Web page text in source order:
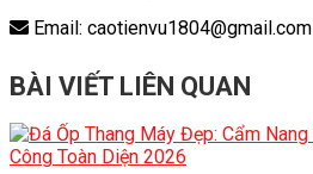
Email: caotienvu1804@gmail.com
BÀI VIẾT LIÊN QUAN